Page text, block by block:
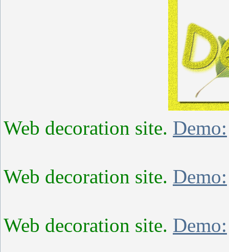
Web decoration site. Demo:
Web decoration site. Demo:
Web decoration site. Demo: